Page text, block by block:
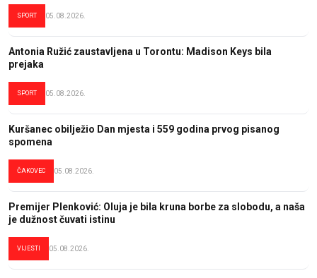
SPORT 05.08.2026.
Antonia Ružić zaustavljena u Torontu: Madison Keys bila
prejaka
SPORT 05.08.2026.
Kuršanec obilježio Dan mjesta i 559 godina prvog pisanog
spomena
ČAKOVEC 05.08.2026.
Premijer Plenković: Oluja je bila kruna borbe za slobodu, a naša
je dužnost čuvati istinu
VIJESTI 05.08.2026.